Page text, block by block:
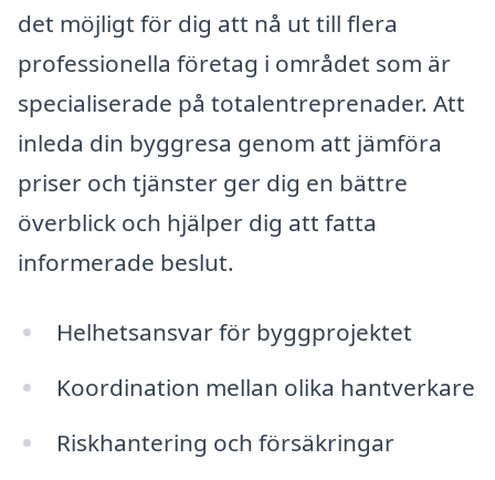
det möjligt för dig att nå ut till flera
professionella företag i området som är
specialiserade på totalentreprenader. Att
inleda din byggresa genom att jämföra
priser och tjänster ger dig en bättre
överblick och hjälper dig att fatta
informerade beslut.
Helhetsansvar för byggprojektet
Koordination mellan olika hantverkare
Riskhantering och försäkringar